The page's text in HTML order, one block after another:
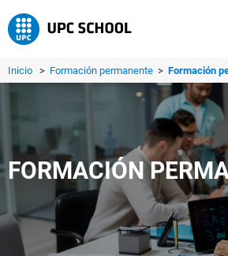
Inicio > Formación permanente > Formación
FORMACIÓN